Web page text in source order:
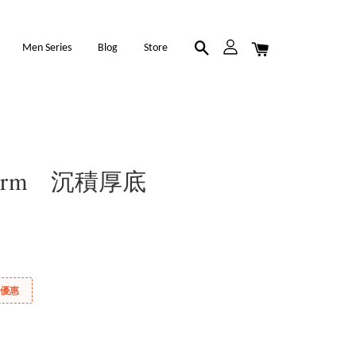
Men Series Blog Store
沉積厚底
惠